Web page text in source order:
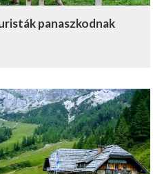
panaszkodnak